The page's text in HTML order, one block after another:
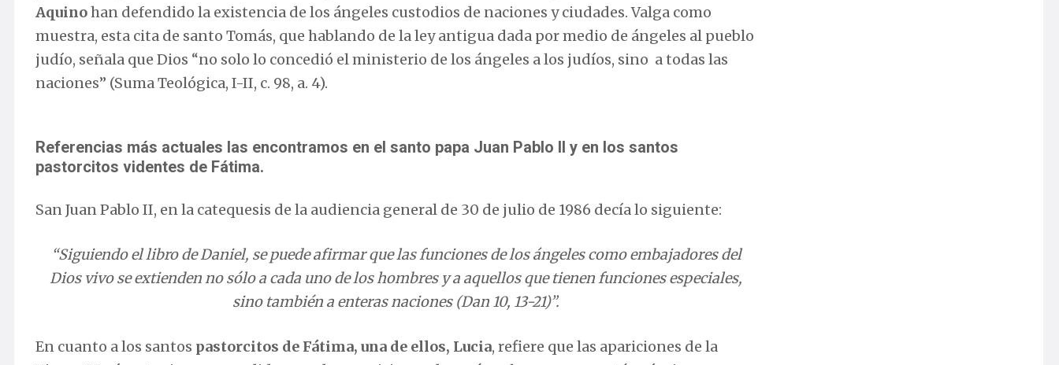
Aquinohan defendido la existencia de los ángeles custodios de naciones y ciudades. Valga como
muestra, esta cita de santo Tomás, que hablando de la ley antigua dada por medio de ángeles al pueblo
judío, señala que Dios “no solo lo concedió el ministerio de los ángeles a los judíos, sino a todas las
naciones” (Suma Teológica, I-II, c. 98, a. 4).
Referencias más actuales las encontramos en el santo papa Juan Pablo II y en los santos
pastorcitos videntes de Fátima.
San Juan Pablo II, en la catequesis de la audiencia general de 30 de julio de 1986 decía lo siguiente:
“Siguiendo el libro de Daniel, se puede afirmar que las funciones de los ángeles como embajadores del
Dios vivo se extienden no sólo a cada uno de los hombres y a aquellos que tienen funciones especiales,
sino también a enteras naciones (Dan 10, 13-21)”.
En cuanto a los santos pastorcitos de Fátima, una de ellos, Lucia, refiere que las apariciones de la